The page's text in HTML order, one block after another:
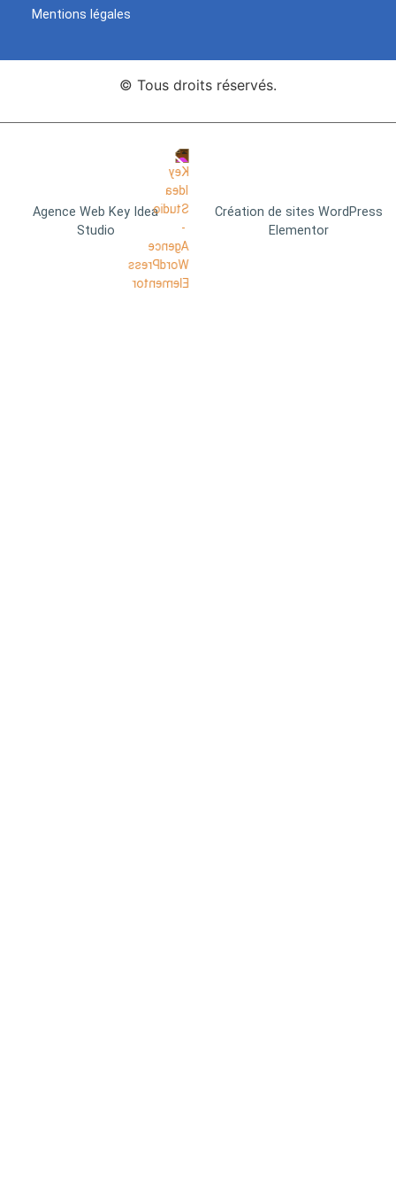
Mentions légales
© Tous droits réservés.
Agence Web Key Idea
Studio
Création de sites WordPress
Elementor